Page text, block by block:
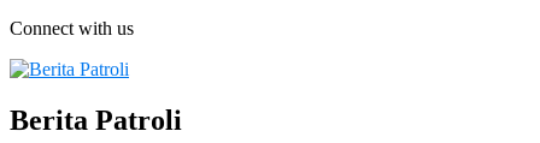
Connect with us
Berita Patroli